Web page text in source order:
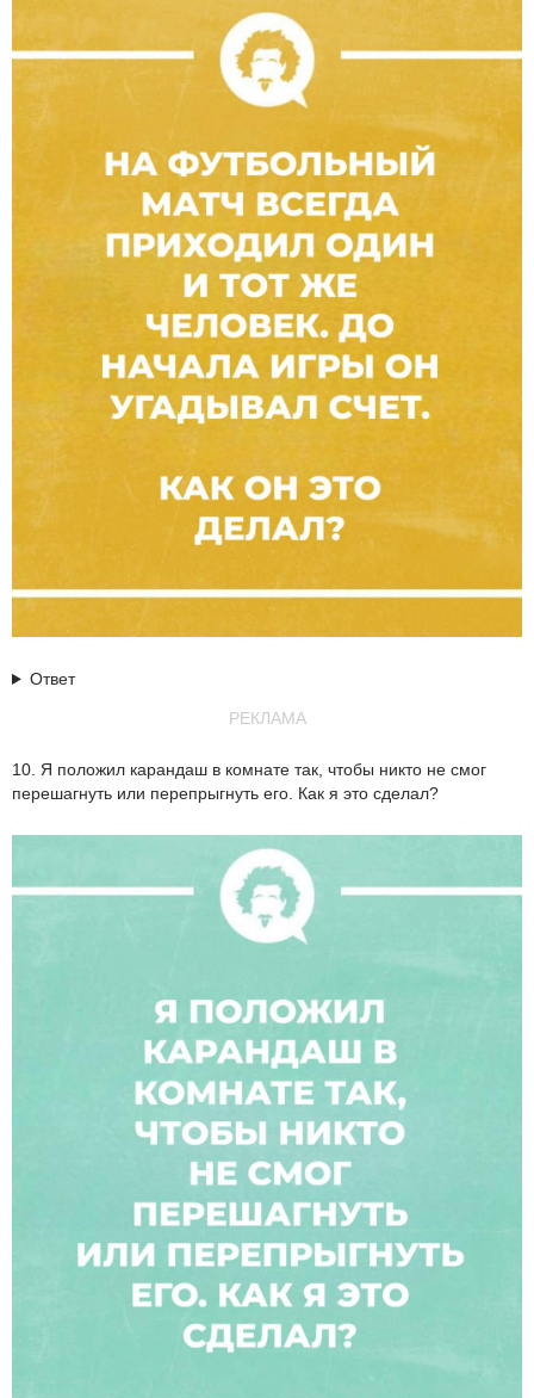
Ответ
РЕКЛАМА
10. Я положил карандаш в комнате так, чтобы никто не смог
перешагнуть или перепрыгнуть его. Как я это сделал?